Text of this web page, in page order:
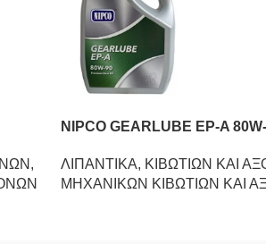
,
NIPCO GEARLUBE EP-A
ΛΙΠΑΝΤΙΚΑ, ΚΙΒΩΤΙΩΝ ΚΑΙ
ΜΗΧΑΝΙΚΩΝ ΚΙΒΩΤΙΩΝ ΚΑΙ